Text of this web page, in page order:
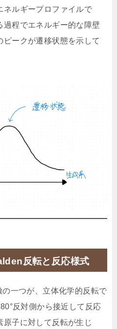
ネルギープロファイルで
過程でエネルギー的な障壁
ピークが遷移状態を示して
反転と反応様式
一つが、立体化学的反転で
反対側から接近して反応
子に対して反転が生じ